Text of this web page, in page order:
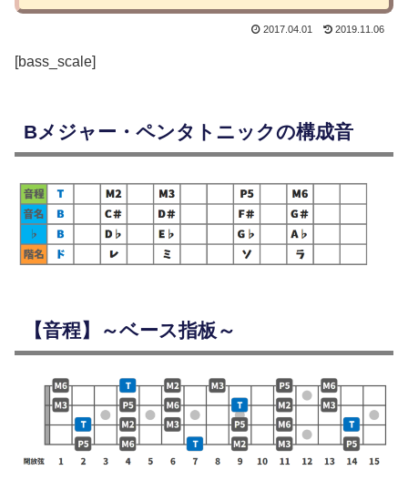
2017.04.01 2019.11.06
[bass_scale]
Bメジャー・ペンタトニックの構成音
【音程】～ベース指板～